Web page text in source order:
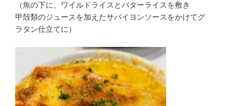
（魚の下に、ワイルドライスとバターライスを敷き
甲殻類のジュースを加えたサバイヨンソースをかけてグ
ラタン仕立てに）